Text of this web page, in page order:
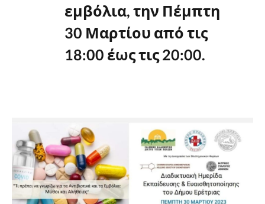
εμβόλια, την Πέμπτη
30 Μαρτίου από τις
18:00 έως τις 20:00.